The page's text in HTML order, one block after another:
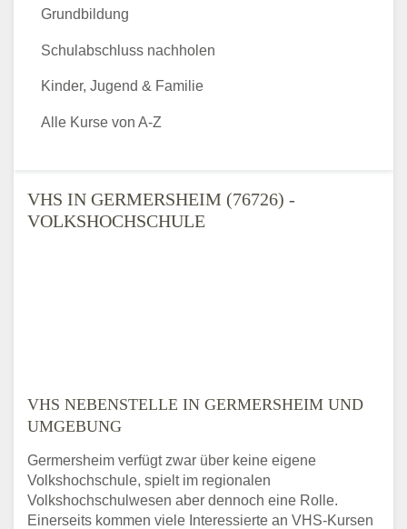
VHS IN GERMERSHEIM (76726) -
VOLKSHOCHSCHULE
VHS NEBENSTELLE IN GERMERSHEIM UND
UMGEBUNG
Germersheim verfügt zwar über keine eigene
Volkshochschule, spielt im regionalen
Volkshochschulwesen aber dennoch eine Rolle.
Einerseits kommen viele Interessierte an VHS-Kursen
Grundbildung
Schulabschluss nachholen
Kinder, Jugend & Familie
Alle Kurse von A-Z